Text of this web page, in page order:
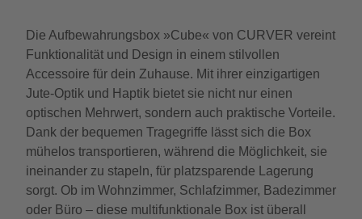
Die Aufbewahrungsbox »Cube« von CURVER vereint
Funktionalität und Design in einem stilvollen
Accessoire für dein Zuhause. Mit ihrer einzigartigen
Jute-Optik und Haptik bietet sie nicht nur einen
optischen Mehrwert, sondern auch praktische Vorteile.
Dank der bequemen Tragegriffe lässt sich die Box
mühelos transportieren, während die Möglichkeit, sie
ineinander zu stapeln, für platzsparende Lagerung
sorgt. Ob im Wohnzimmer, Schlafzimmer, Badezimmer
oder Büro – diese multifunktionale Box ist überall